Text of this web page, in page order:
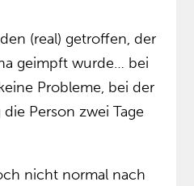
(real) getroffen, der
geimpft wurde… bei
Probleme, bei der
Person zwei Tage
nicht normal nach